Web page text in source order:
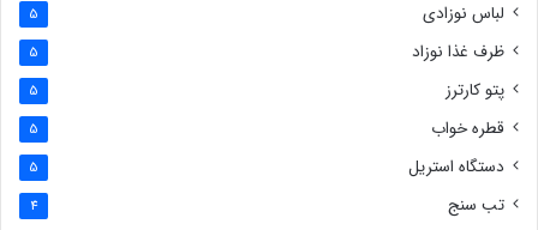
لباس نوزادی 5
ظرف غذا نوزاد 5
پتو کارترز 5
قطره خواب 5
دستگاه استریل 5
تب سنج 4